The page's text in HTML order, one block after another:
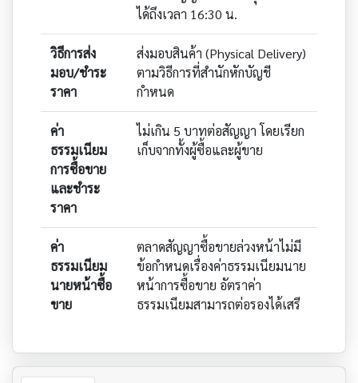
ได้ถึงเวลา 16:30 น.
วิธีการส่ง
มอบ/ชำระ
ราคา
ส่งมอบสินค้า (Physical Delivery)
ตามวิธีการที่สำนักหักบัญชี
กำหนด
ค่า
ธรรมเนียม
การซื้อขาย
และชำระ
ราคา
ไม่เกิน 5 บาทต่อสัญญา โดยเรียก
เก็บจากทั้งผู้ซื้อและผู้ขาย
ค่า
ธรรมเนียม
นายหน้าซื้อ
ขาย
ตลาดสัญญาซื้อขายล่วงหน้าไม่มี
ข้อกำหนดเรื่องค่าธรรมเนียมนาย
หน้าการซื้อขาย อัตราค่า
ธรรมเนียมสามารถต่อรองได้เสรี